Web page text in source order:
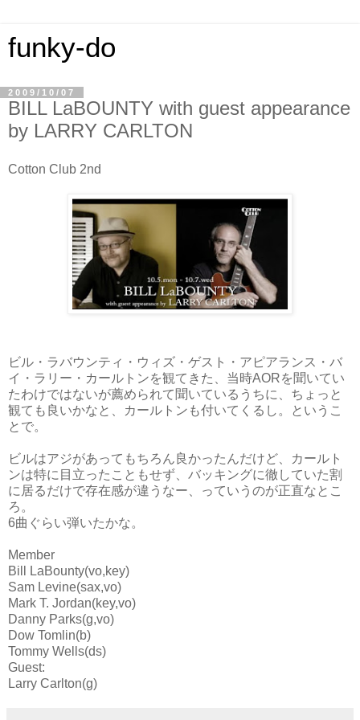
funky-do
2009/10/07
BILL LaBOUNTY with guest appearance
by LARRY CARLTON
Cotton Club 2nd
ビル・ラバウンティ・ウィズ・ゲスト・アピアランス・バ
イ・ラリー・カールトンを観てきた、当時AORを聞いてい
たわけではないが薦められて聞いているうちに、ちょっと
観ても良いかなと、カールトンも付いてくるし。というこ
とで。
ビルはアジがあってもちろん良かったんだけど、カールト
ンは特に目立ったこともせず、バッキングに徹していた割
に居るだけで存在感が違うなー、っていうのが正直なとこ
ろ。
6曲ぐらい弾いたかな。
Member
Bill LaBounty(vo,key)
Sam Levine(sax,vo)
Mark T. Jordan(key,vo)
Danny Parks(g,vo)
Dow Tomlin(b)
Tommy Wells(ds)
Guest:
Larry Carlton(g)